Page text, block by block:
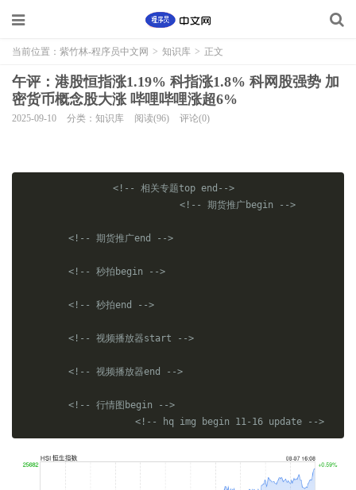
当前位置： 紫竹林-程序员中文网 > 知识库 > 正文
午评：港股恒指涨1.19% 科指涨1.8% 科网股强势 加
密货币概念股大涨 哔哩哔哩涨超6%
2025-09-10 分类：知识库 阅读(96) 评论(0)
<!-- 相关专题top end-->
<!-- 期货推广begin -->
<!-- 期货推广end -->
<!-- 秒拍begin -->
<!-- 秒拍end -->
<!-- 视频播放器start -->
<!-- 视频播放器end -->
<!-- 行情图begin -->
<!-- hq img begin 11-16 update -->